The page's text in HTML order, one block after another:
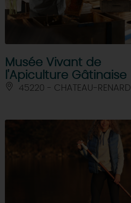
Musée Vivant de
l'Apiculture Gâtinaise
45220 - CHATEAU-RENARD